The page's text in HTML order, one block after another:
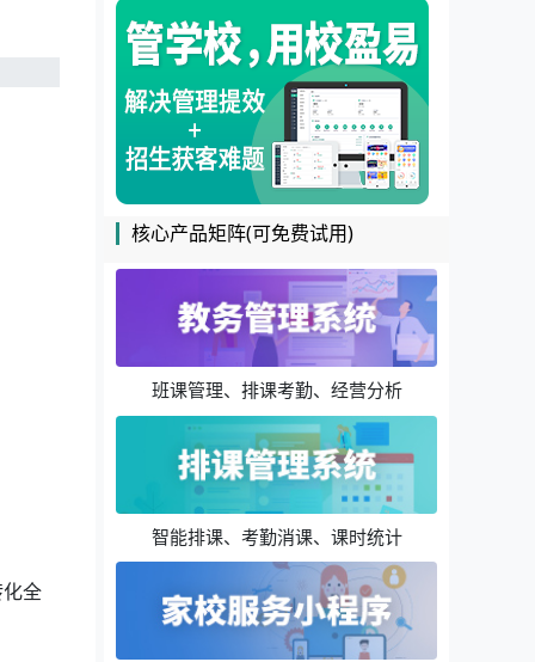
全
核心产品矩阵(可免费试用)
班课管理、排课考勤、经营分析
智能排课、考勤消课、课时统计